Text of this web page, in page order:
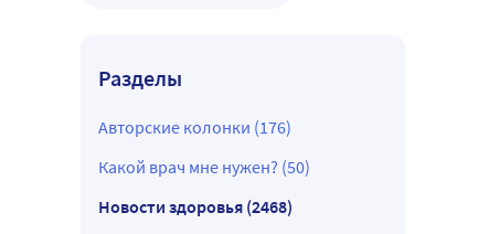
Разделы
Авторские колонки (176)
Какой врач мне нужен? (50)
Новости здоровья (2468)